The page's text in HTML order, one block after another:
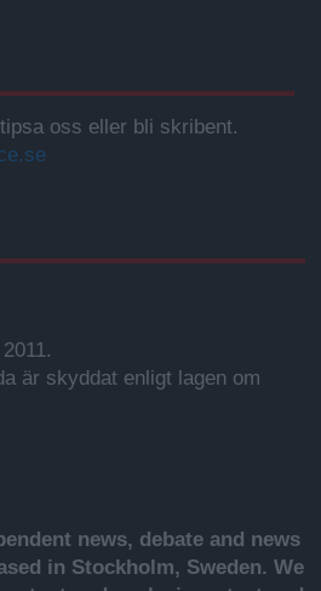
oss eller bli skribent.
är skyddat enligt lagen om
news, debate and news
in Stockholm, Sweden. We